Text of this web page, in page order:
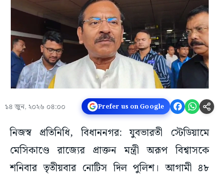
১৪ জুন, ২০২৬ ০৪:০০ Prefer us on Google
নিজস্ব প্রতিনিধি, বিধাননগর: যুবভারতী স্টেডিয়ামে
মেসিকাণ্ডে রাজ্যের প্রাক্তন মন্ত্রী অরূপ বিশ্বাসকে
শনিবার তৃতীয়বার নোটিস দিল পুলিশ। আগামী ৪৮